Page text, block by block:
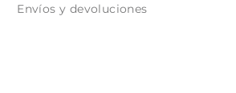
Envíos y devoluciones